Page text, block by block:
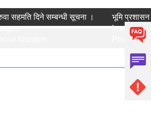
दिने सम्बन्धी सूचना ।
भूमि प्रशासन
Images:
Phone Number: